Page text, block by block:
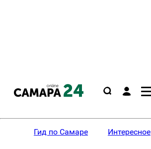
Гид по Самаре Интересное